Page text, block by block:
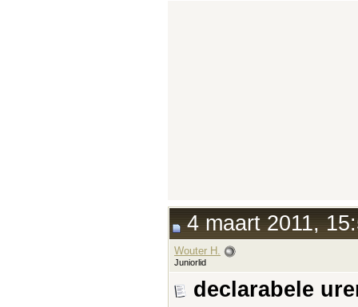
4 maart 2011,
Wouter H.
Juniorlid
declarabele